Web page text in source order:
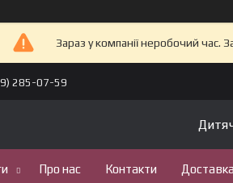
Зараз у компанії неробочий час.
285-07-59
Про нас Контакти